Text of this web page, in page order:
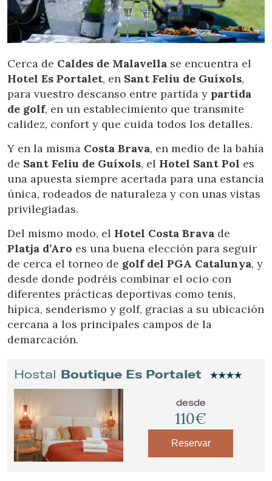
Cerca de Caldes de Malavella se encuentra el
Hotel Es Portalet, en Sant Feliu de Guíxols,
para vuestro descanso entre partida y partida
de golf, en un establecimiento que transmite
calidez, confort y que cuida todos los detalles.
Y en la misma Costa Brava, en medio de la bahía
de Sant Feliu de Guíxols, el Hotel Sant Pol es
una apuesta siempre acertada para una estancia
única, rodeados de naturaleza y con unas vistas
privilegiadas.
Del mismo modo, el Hotel Costa Brava de
Platja d’Aro es una buena elección para seguir
de cerca el torneo de golf del PGA Catalunya, y
desde donde podréis combinar el ocio con
diferentes prácticas deportivas como tenis,
hípica, senderismo y golf, gracias a su ubicación
cercana a los principales campos de la
demarcación.
Hostal Boutique Es Portalet
desde
110€
Reservar